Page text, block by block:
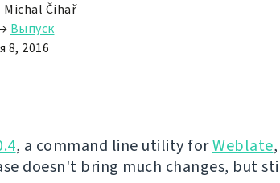
Michal Čihař
→ Выпуск
8, 2016
, a command line utility forWeblate
doesn't bring much changes, but